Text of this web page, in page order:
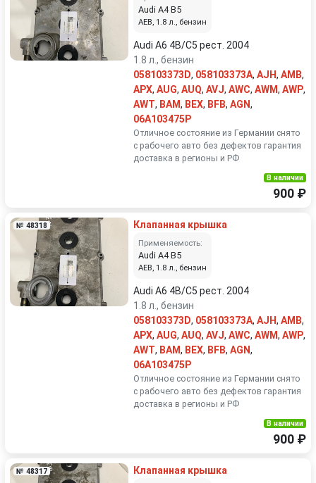
Audi A4 B5
AEB, 1.8 л., бензин
Audi A6 4B/C5 рест. 2004
1.8 л., бензин
058103373D, 058103373A, AJH, AMB,
APX, AUG, AUQ, AVJ, AWC, AWM, AWP,
AWT, BAM, BEX, BFB, AGN,
06A103475P
Отличное состояние из Германии снято
с рабочего авто без дефектов гарантия
доставка в регионы и РФ
В наличии
900 ₽
№ 48318 Клапанная крышка
Применяемость:
Audi A4 B5
AEB, 1.8 л., бензин
Audi A6 4B/C5 рест. 2004
1.8 л., бензин
058103373D, 058103373A, AJH, AMB,
APX, AUG, AUQ, AVJ, AWC, AWM, AWP,
AWT, BAM, BEX, BFB, AGN,
06A103475P
Отличное состояние из Германии снято
с рабочего авто без дефектов гарантия
доставка в регионы и РФ
В наличии
900 ₽
№ 48317 Клапанная крышка